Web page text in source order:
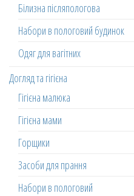
Білизна післяпологова
Набори в пологовий будинок
Одяг для вагітних
Догляд та гігієна
Гігієна малюка
Гігієна мами
Горщики
Засоби для прання
Набори в пологовий